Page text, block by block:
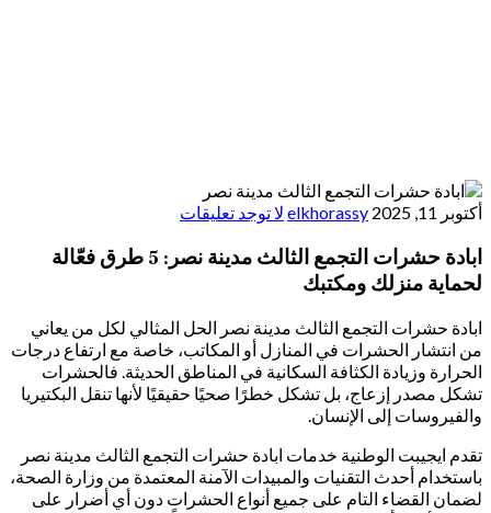
أكتوبر 11, 2025 elkhorassy لا توجد تعليقات
ابادة حشرات التجمع الثالث مدينة نصر: 5 طرق فعّالة
لحماية منزلك ومكتبك
ابادة حشرات التجمع الثالث مدينة نصر الحل المثالي لكل من يعاني
من انتشار الحشرات في المنازل أو المكاتب، خاصة مع ارتفاع درجات
الحرارة وزيادة الكثافة السكانية في المناطق الحديثة. فالحشرات
تشكل مصدر إزعاج، بل تشكل خطرًا صحيًا حقيقيًا لأنها تنقل البكتيريا
والفيروسات إلى الإنسان.
تقدم ايجيبت الوطنية خدمات ابادة حشرات التجمع الثالث مدينة نصر
باستخدام أحدث التقنيات والمبيدات الآمنة المعتمدة من وزارة الصحة،
لضمان القضاء التام على جميع أنواع الحشرات دون أي أضرار على